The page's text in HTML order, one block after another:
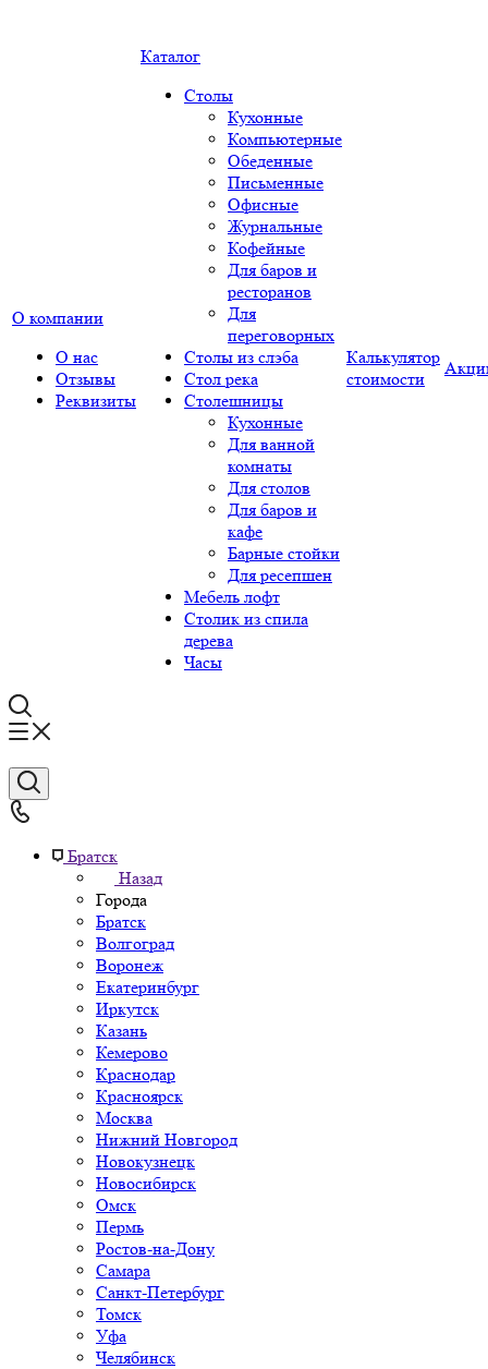
О компании
О нас
Отзывы
Реквизиты
Каталог
Столы
Кухонные
Компьютерные
Обеденные
Письменные
Офисные
Журнальные
Кофейные
Для баров и
ресторанов
Для
переговорных
Столы из слэба
Стол река
Столешницы
Кухонные
Для ванной
комнаты
Для столов
Для баров и
кафе
Барные стойки
Для ресепшен
Мебель лофт
Столик из спила
дерева
Часы
Калькулятор
стоимости
Братск
Назад
Города
Братск
Волгоград
Воронеж
Екатеринбург
Иркутск
Казань
Кемерово
Краснодар
Красноярск
Москва
Нижний Новгород
Новокузнецк
Новосибирск
Омск
Пермь
Ростов-на-Дону
Самара
Санкт-Петербург
Томск
Уфа
Челябинск